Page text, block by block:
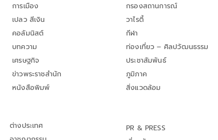
การเมือง
เปลว สีเงิน
คอลัมนิสต์
บทความ
เศรษฐกิจ
ข่าวพระราชสำนัก
หนังสือพิมพ์
กรองสถานการณ์
วาไรตี้
กีฬา
ท่องเที่ยว – ศิลปวัฒนธรรม
ประชาสัมพันธ์
ภูมิภาค
สิ่งแวดล้อม
ต่างประเทศ
PR & PRESS